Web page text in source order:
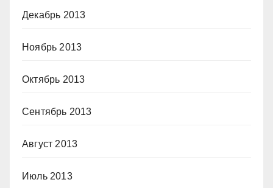
Декабрь 2013
Ноябрь 2013
Октябрь 2013
Сентябрь 2013
Август 2013
Июль 2013